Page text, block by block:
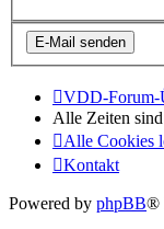
VDD-Forum-
Alle Zeiten sind
Alle Cookies
Kontakt
Powered by phpBB®